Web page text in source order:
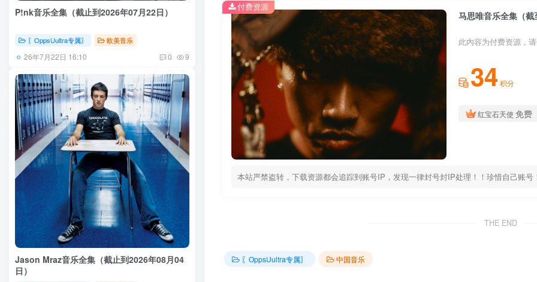
马思唯音乐全集（截
此内容为付费资源，
34 积分
红宝石天使 免费
本站严禁盗转，下载资源都会追踪到账号IP，发现一律封号封IP处理！！珍惜自己账号
付费资源
THE END
〖OppsUultra专属〗 中国音乐
P!nk音乐全集（截止到2026年07月22日）
〖OppsUultra专属〗 欧美音乐
26年7月22日 16:10 0 9
Jason Mraz音乐全集（截止到2026年08月04
日）